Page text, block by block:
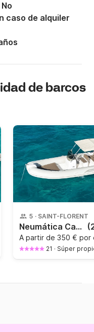
No
caso de alquiler
de barcos
5 · SAINT-FLORENT
Neumática Capelli Tempest 570 100CV
A partir de 350 € por
21 · Súper